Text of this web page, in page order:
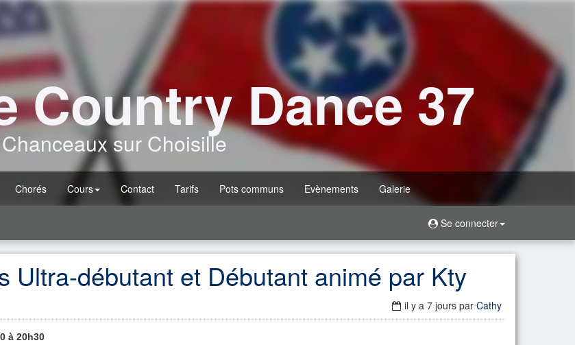
Country Dance 37
Chanceaux sur Choisille
Chorés Cours Contact Tarifs Pots communs Evènements Galerie
Se connecter
Ultra-débutant et Débutant animé par Kty
il y a 7 jours par Cathy
à 20h30